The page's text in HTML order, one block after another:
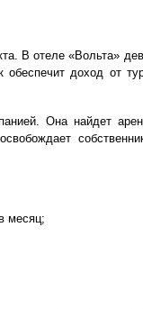
В отеле «Вольта»
обеспечит доход от
Она найдет
месяц;